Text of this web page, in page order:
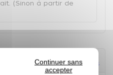
Continuer sans
accepter
(Sinon à partir de
informations nutritionnelles